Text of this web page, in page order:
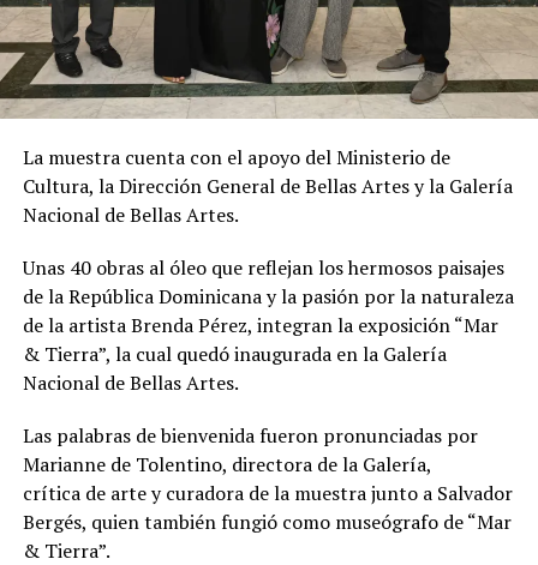
La muestra cuenta con el apoyo del Ministerio de
Cultura, la Dirección General de Bellas Artes y la Galería
Nacional de Bellas Artes.
Unas 40 obras al óleo que reflejan los hermosos paisajes
de la República Dominicana y la pasión por la naturaleza
de la artista Brenda Pérez, integran la exposición “Mar
& Tierra”, la cual quedó inaugurada en la Galería
Nacional de Bellas Artes.
Las palabras de bienvenida fueron pronunciadas por
Marianne de Tolentino, directora de la Galería,
crítica de arte y curadora de la muestra junto a Salvador
Bergés, quien también fungió como museógrafo de “Mar
& Tierra”.